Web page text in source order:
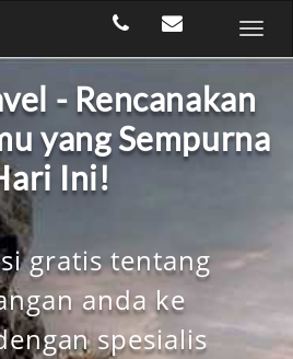
- Rencanakan
yang Sempurna
Ini!
gratis tentang
anda ke
spesialis